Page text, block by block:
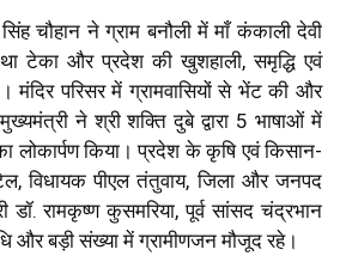
चौहान ने ग्राम बनौली में माँ कंकाली देवी
टेका और प्रदेश की खुशहाली, समृद्धि एवं
मंदिर परिसर में ग्रामवासियों से भेंट की और
ने श्री शक्ति दुबे द्वारा 5 भाषाओं में
लोकार्पण किया। प्रदेश के कृषि एवं किसान-
विधायक पीएल तंतुवाय, जिला और जनपद
डॉ. रामकृष्ण कुसमरिया, पूर्व सांसद चंद्रभान
और बड़ी संख्या में ग्रामीणजन मौजूद रहे।